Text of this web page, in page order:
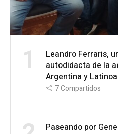
1
Leandro Ferraris,
autodidacta de la
Argentina y
7Compartidos
Paseando por